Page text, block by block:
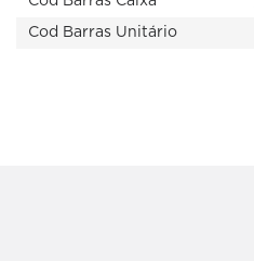
Cod Barras Unitário